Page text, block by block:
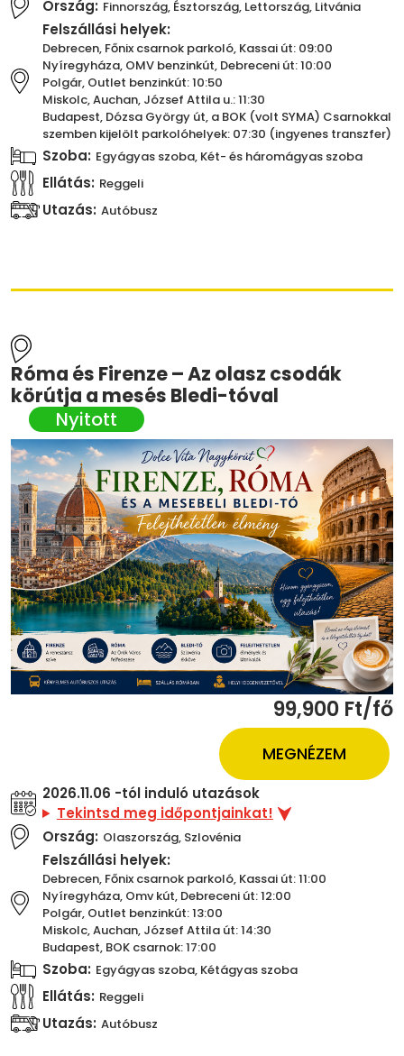
Ország: Finnország, Észtország, Lettország, Litvánia
Felszállási helyek:
Debrecen, Főnix csarnok parkoló, Kassai út: 09:00
Nyíregyháza, OMV benzinkút, Debreceni út: 10:00
Polgár, Outlet benzinkút: 10:50
Miskolc, Auchan, József Attila u.: 11:30
Budapest, Dózsa György út, a BOK (volt SYMA) Csarnokkal
szemben kijelölt parkolóhelyek: 07:30 (ingyenes transzfer)
Szoba: Egyágyas szoba, Két- és háromágyas szoba
Ellátás: Reggeli
Utazás: Autóbusz
Róma és Firenze – Az olasz csodák
körútja a mesés Bledi-tóval
99,900 Ft/fő
MEGNÉZEM
2026.11.06 -tól induló utazások
Tekintsd meg időpontjainkat!
Ország: Olaszország, Szlovénia
Felszállási helyek:
Debrecen, Főnix csarnok parkoló, Kassai út: 11:00
Nyíregyháza, Omv kút, Debreceni út: 12:00
Polgár, Outlet benzinkút: 13:00
Miskolc, Auchan, József Attila út: 14:30
Budapest, BOK csarnok: 17:00
Szoba: Egyágyas szoba, Kétágyas szoba
Ellátás: Reggeli
Utazás: Autóbusz